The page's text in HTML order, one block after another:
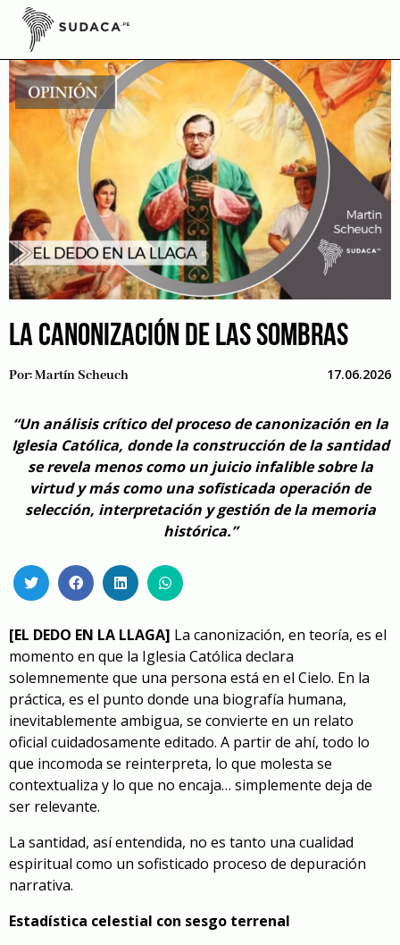
Skip
content
LA CANONIZACIÓN DE LAS SOMBRAS
Por:Martín Scheuch 17.06.2026
“Un análisis crítico del proceso de canonización en la
Iglesia Católica, donde la construcción de la santidad
se revela menos como un juicio infalible sobre la
virtud y más como una sofisticada operación de
selección, interpretación y gestión de la memoria
histórica.”
[EL DEDO EN LA LLAGA] La canonización, en teoría, es el
momento en que la Iglesia Católica declara
solemnemente que una persona está en el Cielo. En la
práctica, es el punto donde una biografía humana,
inevitablemente ambigua, se convierte en un relato
oficial cuidadosamente editado. A partir de ahí, todo lo
que incomoda se reinterpreta, lo que molesta se
contextualiza y lo que no encaja… simplemente deja de
ser relevante.
La santidad, así entendida, no es tanto una cualidad
espiritual como un sofisticado proceso de depuración
narrativa.
Estadística celestial con sesgo terrenal